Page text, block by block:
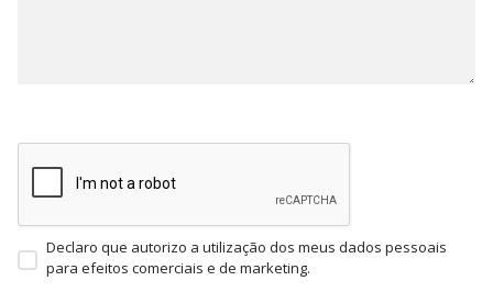
Declaro que autorizo a utilização dos meus dados pessoais
para efeitos comerciais e de marketing.